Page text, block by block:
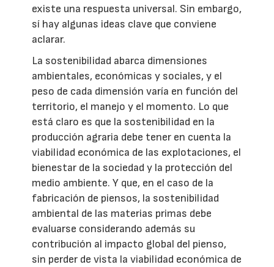
existe una respuesta universal. Sin embargo,
sí hay algunas ideas clave que conviene
aclarar.
La sostenibilidad abarca dimensiones
ambientales, económicas y sociales, y el
peso de cada dimensión varía en función del
territorio, el manejo y el momento. Lo que
está claro es que la sostenibilidad en la
producción agraria debe tener en cuenta la
viabilidad económica de las explotaciones, el
bienestar de la sociedad y la protección del
medio ambiente. Y que, en el caso de la
fabricación de piensos, la sostenibilidad
ambiental de las materias primas debe
evaluarse considerando además su
contribución al impacto global del pienso,
sin perder de vista la viabilidad económica de